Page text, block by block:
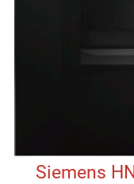
Siemens